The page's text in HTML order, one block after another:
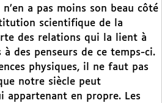
a pas moins son beau côté
scientifique de la
des relations qui la lient à
à des penseurs de ce temps-ci.
physiques, il ne faut pas
notre siècle peut
appartenant en propre. Les